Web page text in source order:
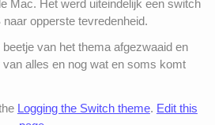
Mac. Het werd uiteindelijk een switch
opperste tevredenheid.
van het thema afgezwaaid en
alles en nog wat en soms komt
Logging the Switch theme. Edit this